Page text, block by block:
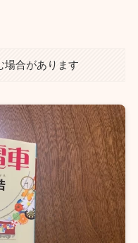
場合があります